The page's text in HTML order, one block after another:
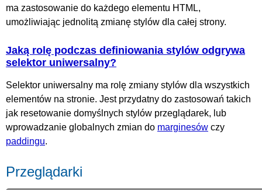
ma zastosowanie do każdego elementu HTML,
umożliwiając jednolitą zmianę stylów dla całej strony.
Jaką rolę podczas definiowania stylów odgrywa
selektor uniwersalny?
Selektor uniwersalny ma rolę zmiany stylów dla wszystkich
elementów na stronie. Jest przydatny do zastosowań takich
jak resetowanie domyślnych stylów przeglądarek, lub
wprowadzanie globalnych zmian do marginesów czy
paddingu.
Przeglądarki